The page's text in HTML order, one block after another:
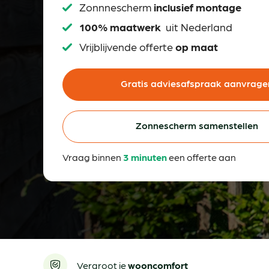
Zonnnescherminclusief montage
100% maatwerk uit Nederland
Vrijblijvende offerteop maat
Gratis adviesafspraak
Zonnescherm samenstellen
Vraag binnen 3 minuteneen offerte aan
Vergroot jewooncomfort